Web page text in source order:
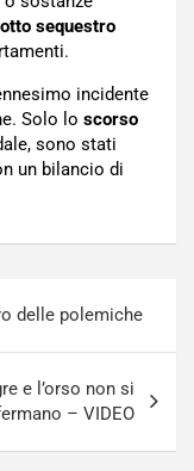
sequestro
incidente
Solo lo scorso
sono stati
un bilancio di
delle polemiche
e l’orso non si
– VIDEO